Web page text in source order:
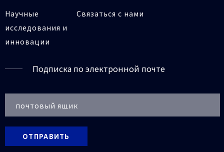
Научные
исследования и
инновации
Связаться с нами
Подписка по электронной почте
ОТПРАВИТЬ